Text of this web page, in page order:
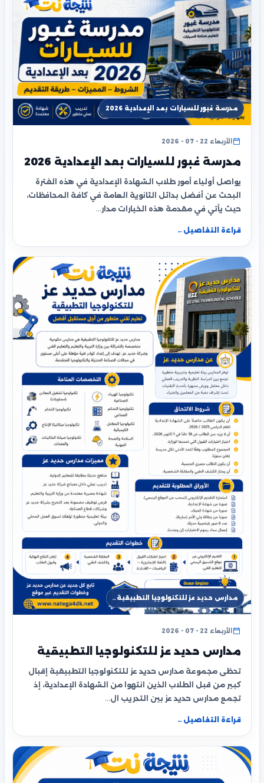
مدرسة غبور للسيارات بعد الإعدادية 2026
الأربعاء 22 - 07 - 2026
مدرسة غبور للسيارات بعد الإعدادية 2026
يواصل أولياء أمور طلاب الشهادة الإعدادية في هذه الفترة
البحث عن أفضل بدائل الثانوية العامة في كافة المحافظات،
حيث يأتي في مقدمة هذه الخيارات مدار…
قراءة التفاصيل ←
مدارس حديد عز للتكنولوجيا التطبيقية…
الأربعاء 22 - 07 - 2026
مدارس حديد عز للتكنولوجيا التطبيقية
تحظى مجموعة مدارس حديد عز للتكنولوجيا التطبيقية إقبال
كبير من قبل الطلاب الذين انتهوا من الشهادة الإعدادية، إذ
تجمع مدارس حديد عز بين التدريب ال…
قراءة التفاصيل ←